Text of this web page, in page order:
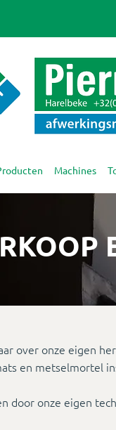
Machines
over onze eigen
en metselmortel
door onze eigen